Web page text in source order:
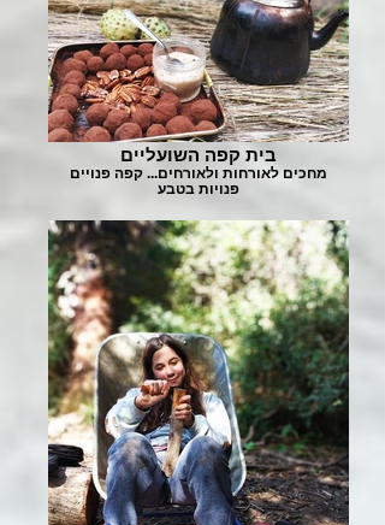
בית קפה השועליים
מחכים לאורחות ולאורחים... קפה פנויים
פנויות בטבע